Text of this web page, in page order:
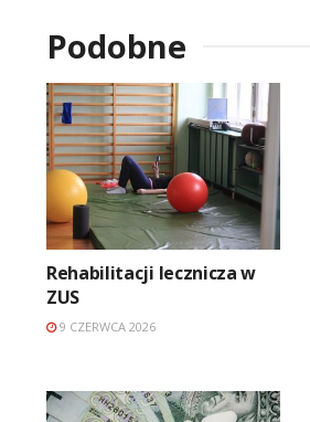
Podobne
Rehabilitacji lecznicza w
ZUS
9 CZERWCA 2026